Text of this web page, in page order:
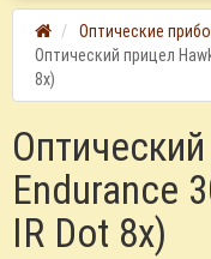
Оптические
Оптический прицел
8x)
Endurance
IR Dot 8x)